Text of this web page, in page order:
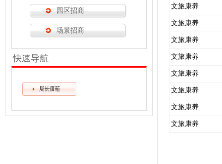
园区招商
场景招商
快速导航
文旅康养
文旅康养
文旅康养
文旅康养
文旅康养
文旅康养
文旅康养
文旅康养